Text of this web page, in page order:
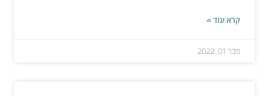
קרא עוד »
פבר 01, 2022